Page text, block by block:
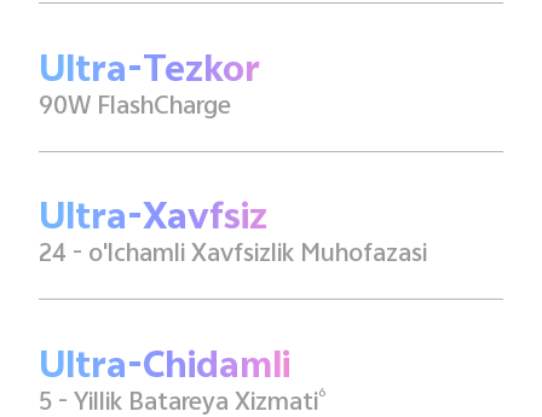
Ultra-Tezkor
90W FlashCharge
Ultra-Xavfsiz
24 - o'lchamli Xavfsizlik Muhofazasi
Ultra-Chidamli
5 - Yillik Batareya Xizmati6